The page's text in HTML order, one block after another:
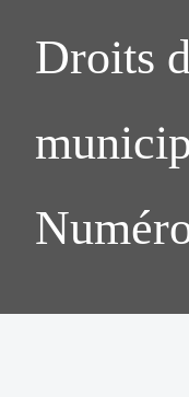
Droits